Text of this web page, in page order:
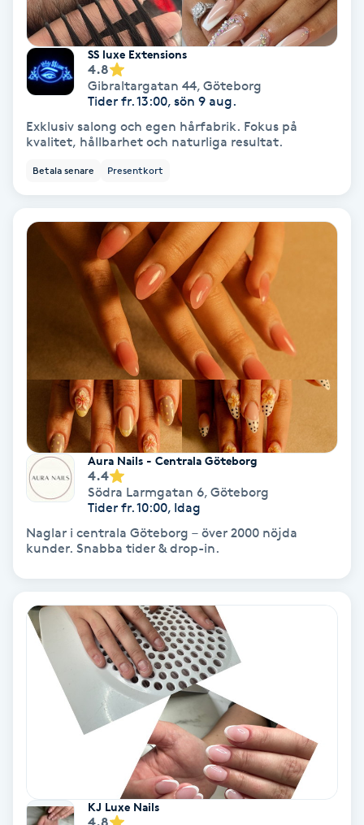
Klippning & Slingor
Klippning ungdom
Koppningsmassage
Kosmetisk tatuering
Kroppsinpackning
Käkledsbehandling
Kärlbehandling
Laserbehandling
Lashlift Keratin
LED-ljusterapi
LPG-behandling
LPG-massage
SS luxe Extensions
4.8
Gibraltargatan 44, Göteborg
Tider fr. 13:00, sön 9 aug.
Exklusiv salong och egen hårfabrik. Fokus på
kvalitet, hållbarhet och naturliga resultat.
Betala senare Presentkort
Aura Nails - Centrala Göteborg
4.4
Södra Larmgatan 6, Göteborg
Tider fr. 10:00, Idag
Naglar i centrala Göteborg – över 2000 nöjda
kunder. Snabba tider & drop-in.
KJ Luxe Nails